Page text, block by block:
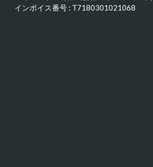
インボイス番号 : T7180301021068